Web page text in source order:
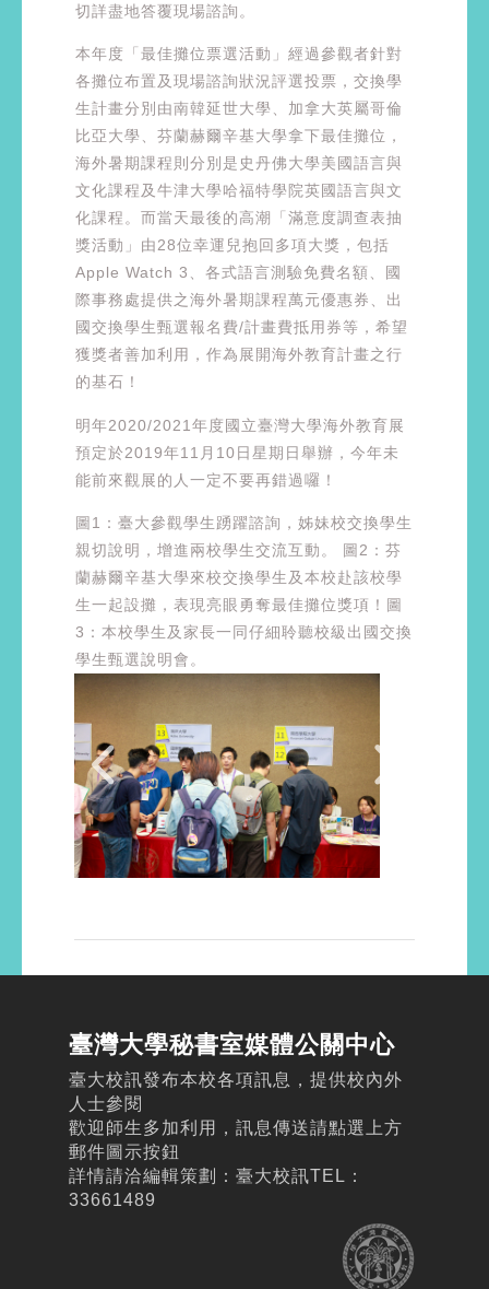
切詳盡地答覆現場諮詢。
本年度「最佳攤位票選活動」經過參觀者針對
各攤位布置及現場諮詢狀況評選投票，交換學
生計畫分別由南韓延世大學、加拿大英屬哥倫
比亞大學、芬蘭赫爾辛基大學拿下最佳攤位，
海外暑期課程則分別是史丹佛大學美國語言與
文化課程及牛津大學哈福特學院英國語言與文
化課程。而當天最後的高潮「滿意度調查表抽
獎活動」由28位幸運兒抱回多項大獎，包括
Apple Watch 3、各式語言測驗免費名額、國
際事務處提供之海外暑期課程萬元優惠券、出
國交換學生甄選報名費/計畫費抵用券等，希望
獲獎者善加利用，作為展開海外教育計畫之行
的基石！
明年2020/2021年度國立臺灣大學海外教育展
預定於2019年11月10日星期日舉辦，今年未
能前來觀展的人一定不要再錯過囉！
圖1：臺大參觀學生踴躍諮詢，姊妹校交換學生
親切說明，增進兩校學生交流互動。 圖2：芬
蘭赫爾辛基大學來校交換學生及本校赴該校學
生一起設攤，表現亮眼勇奪最佳攤位獎項！圖
3：本校學生及家長一同仔細聆聽校級出國交換
學生甄選說明會。
臺灣大學秘書室媒體公關中心
臺大校訊發布本校各項訊息，提供校內外
人士參閱
歡迎師生多加利用，訊息傳送請點選上方
郵件圖示按鈕
詳情請洽編輯策劃：臺大校訊TEL：
33661489